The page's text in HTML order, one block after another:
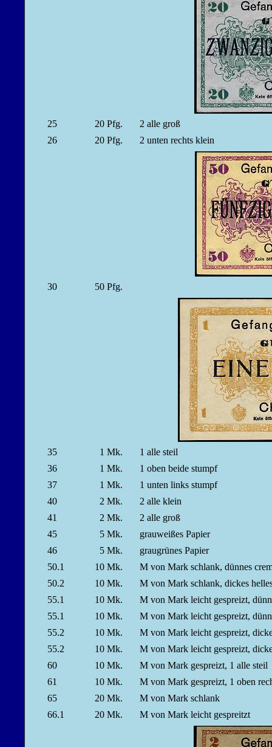
25 20 Pfg.
2 alle groß
26
20 Pfg. 2 unten rechts klein
30 50 Pfg.
35 1 Mk.
1 alle steil
36
1 Mk.
1 oben beide stumpf
37
1 Mk.
1 unten links stumpf
40
2 Mk.
2 alle klein
41
2 Mk.
2 alle groß
45
5 Mk.
grauweißes Papier
46
5 Mk.
graugrünes Papier
50.1
10 Mk.
M von Mark schlank, dünnes
50.2
10 Mk.
M von Mark schlank, dickes
55.1
10 Mk.
M von Mark leicht gespreizt,
55.1
10 Mk.
M von Mark leicht gespreizt,
55.2
10 Mk.
M von Mark leicht gespreizt,
55.2
10 Mk.
M von Mark leicht gespreizt,
60
10 Mk.
M von Mark gespreizt, 1 alle
61
10 Mk.
M von Mark gespreizt, 1 oben
65
20 Mk.
M von Mark schlank
66.1
20 Mk. M von Mark leicht gespreitzt